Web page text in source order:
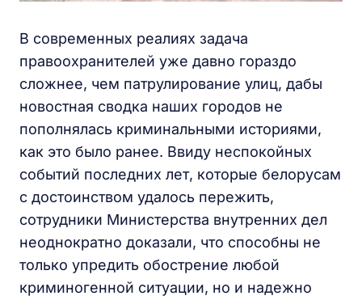
В современных реалиях задача
правоохранителей уже давно гораздо
сложнее, чем патрулирование улиц, дабы
новостная сводка наших городов не
пополнялась криминальными историями,
как это было ранее. Ввиду неспокойных
событий последних лет, которые белорусам
с достоинством удалось пережить,
сотрудники Министерства внутренних дел
неоднократно доказали, что способны не
только упредить обострение любой
криминогенной ситуации, но и надежно